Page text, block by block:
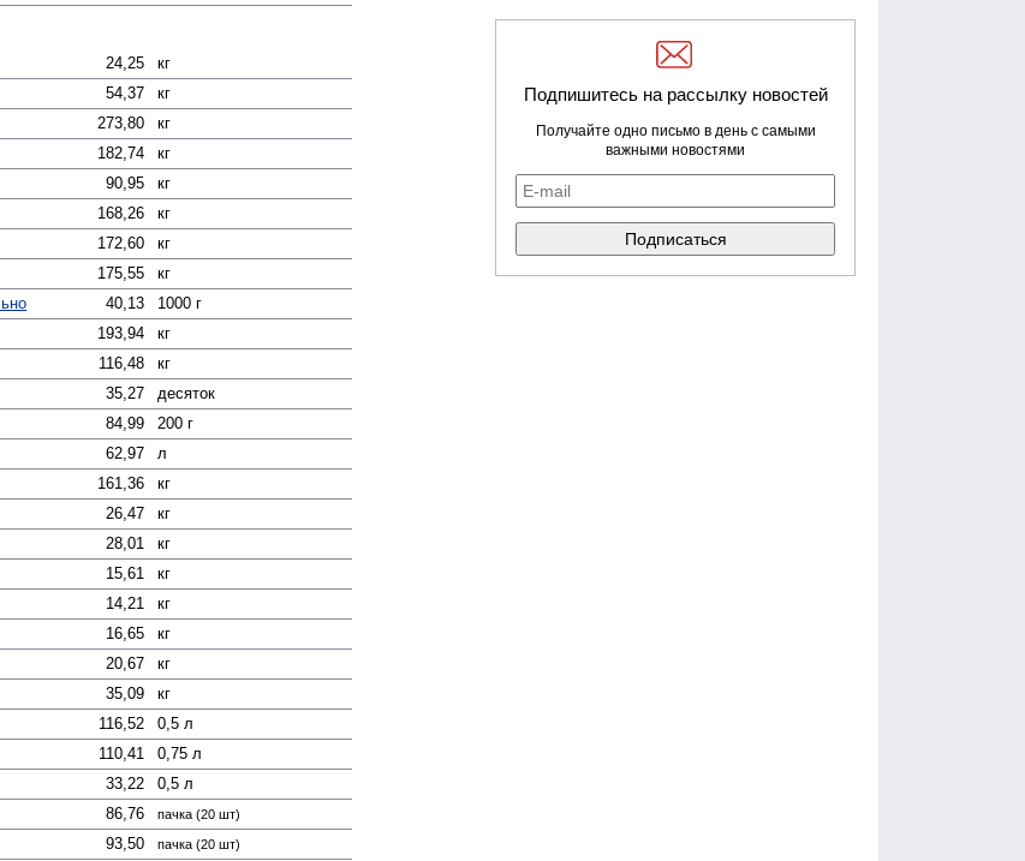
24,25
кг
54,37
кг
273,80
кг
182,74
кг
90,95
кг
168,26
кг
172,60
кг
175,55
кг
40,13
1000 г
193,94
кг
116,48
кг
35,27
десяток
84,99
200 г
62,97
л
161,36
кг
26,47
кг
28,01
кг
15,61
кг
14,21
кг
16,65
кг
20,67
кг
35,09
кг
116,52
0,5 л
110,41
0,75 л
33,22
0,5 л
86,76 пачка (20 шт)
93,50 пачка (20 шт)
Подпишитесь на рассылку новостей
Получайте одно письмо в день с самыми
важными новостями